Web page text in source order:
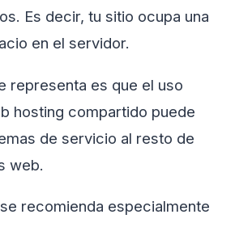
Es decir, tu sitio ocupa una
en el servidor.
representa es que el uso
hosting compartido puede
de servicio al resto de
web.
recomienda especialmente